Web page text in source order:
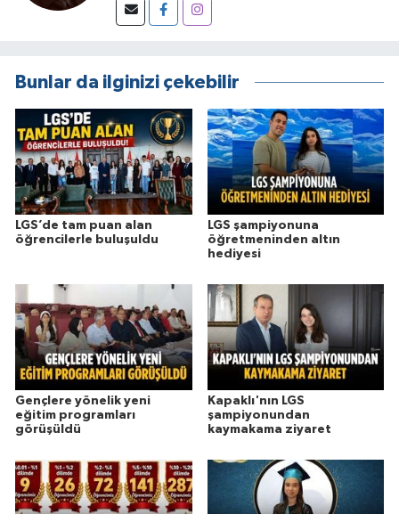
Bunlar da ilginizi çekebilir
LGS’de tam puan alan
öğrencilerle buluşuldu
LGS şampiyonuna
öğretmeninden altın
hediyesi
Gençlere yönelik yeni
eğitim programları
görüşüldü
Kapaklı'nın LGS
şampiyonundan
kaymakama ziyaret